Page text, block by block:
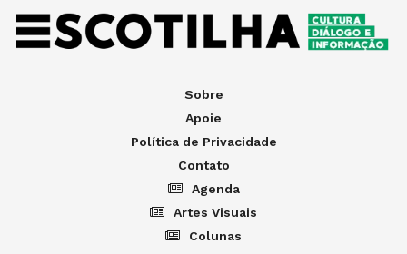
Sobre
Apoie
Política de Privacidade
Contato
Agenda
Artes Visuais
Colunas